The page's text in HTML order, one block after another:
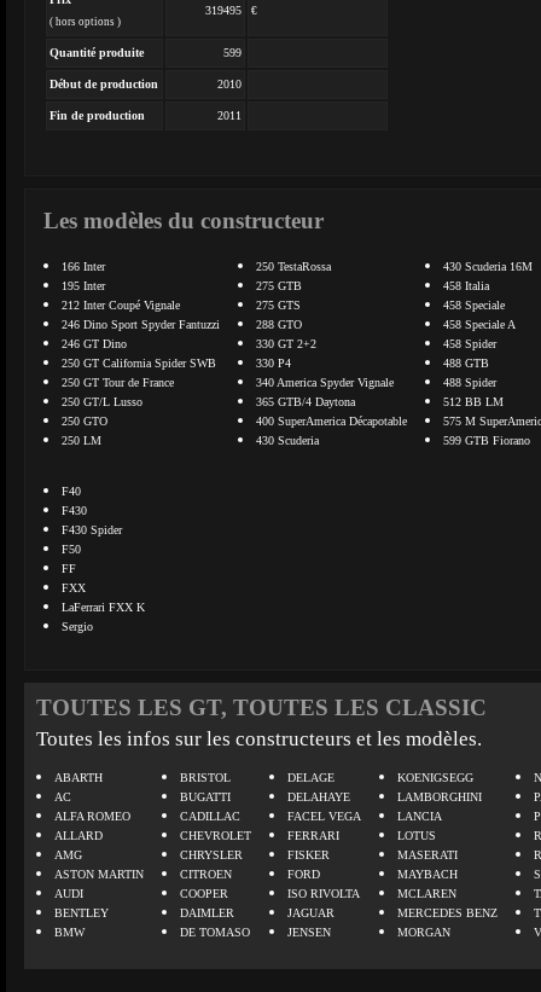
( hors options )
319495 €
Quantité produite 599
Début de production 2010
Fin de production 2011
Les modèles du constructeur
166 Inter
195 Inter
212 Inter Coupé Vignale
246 Dino Sport Spyder Fantuzzi
246 GT Dino
250 GT California Spider SWB
250 GT Tour de France
250 GT/L Lusso
250 GTO
250 LM
250 TestaRossa
275 GTB
275 GTS
288 GTO
330 GT 2+2
330 P4
340 America Spyder Vignale
365 GTB/4 Daytona
400 SuperAmerica Décapotable
430 Scuderia
430 Scuderia 16M
458 Italia
458 Speciale
458 Speciale A
458 Spider
488 GTB
488 Spider
512 BB LM
575 M
599 GTB Fiorano
F40
F430
F430 Spider
F50
FF
FXX
LaFerrari FXX K
Sergio
TOUTES LES GT, TOUTES LES CLASSIC
Toutes les infos sur les constructeurs et les modèles.
ABARTH
AC
ALFA ROMEO
ALLARD
AMG
ASTON MARTIN
AUDI
BENTLEY
BMW
BRISTOL
BUGATTI
CADILLAC
CHEVROLET
CHRYSLER
CITROEN
COOPER
DAIMLER
DE TOMASO
DELAGE
DELAHAYE
FACEL VEGA
FERRARI
FISKER
FORD
ISO RIVOLTA
JAGUAR
JENSEN
KOENIGSEGG
LAMBORGHINI
LANCIA
LOTUS
MASERATI
MAYBACH
MCLAREN
MERCEDES BENZ
MORGAN